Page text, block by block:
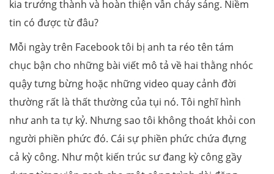
kia trưởng thành và hoàn thiện vẫn cháy sáng. Niềm
tin có được từ đâu?
Mỗi ngày trên Facebook tôi bị anh ta réo tên tám
chục bận cho những bài viết mô tả về hai thằng nhóc
quậy tưng bừng hoặc những video quay cảnh đời
thường rất là thất thường của tụi nó. Tôi nghĩ hình
như anh ta tự kỷ. Nhưng sao tôi không thoát khỏi con
người phiền phức đó. Cái sự phiền phức chứa đựng
cả kỳ công. Như một kiến trúc sư đang kỳ công gầy